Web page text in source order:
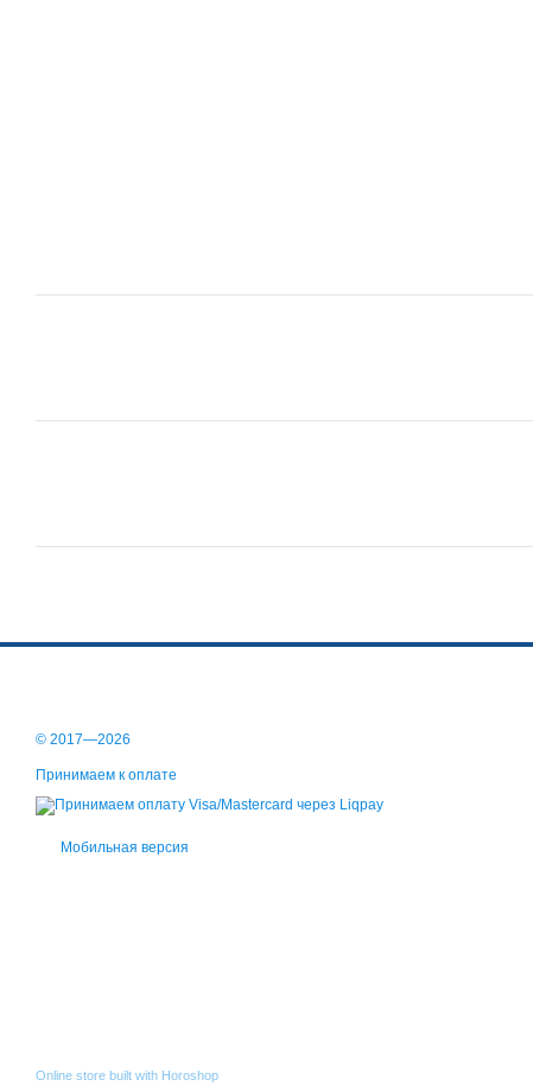
© 2017—2026
Принимаем к оплате
Мобильная версия
Online store built with Horoshop